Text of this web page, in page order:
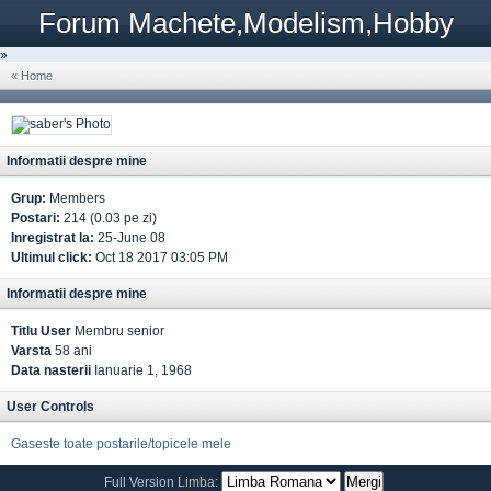
Forum Machete,Modelism,Hobby
»
« Home
Informatii despre mine
Grup: Members
Postari: 214 (0.03 pe zi)
Inregistrat la: 25-June 08
Ultimul click: Oct 18 2017 03:05 PM
Informatii despre mine
Titlu User Membru senior
Varsta 58 ani
Data nasterii Ianuarie 1, 1968
User Controls
Gaseste toate postarile/topicele mele
Full Version Limba: